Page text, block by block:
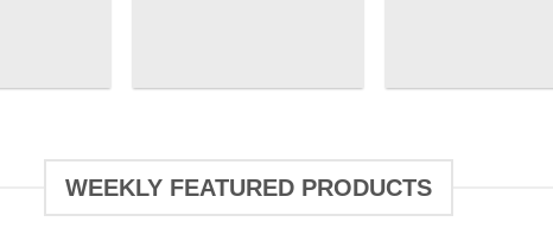
WEEKLY FEATURED PRODUCTS